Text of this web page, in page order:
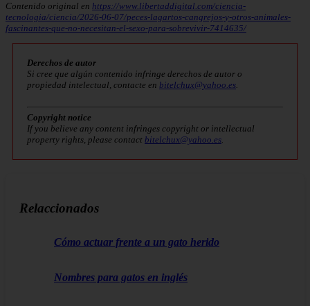
Contenido original en https://www.libertaddigital.com/ciencia-
tecnologia/ciencia/2026-06-07/peces-lagartos-cangrejos-y-otros-animales-
fascinantes-que-no-necesitan-el-sexo-para-sobrevivir-7414635/
Derechos de autor
Si cree que algún contenido infringe derechos de autor o
propiedad intelectual, contacte en bitelchux@yahoo.es.
Copyright notice
If you believe any content infringes copyright or intellectual
property rights, please contact bitelchux@yahoo.es.
Relaccionados
Cómo actuar frente a un gato herido
Nombres para gatos en inglés